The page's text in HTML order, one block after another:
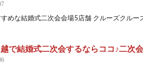
めな結婚式二次会会場5店舗 クルーズクル
で結婚式二次会するならココ♪二次